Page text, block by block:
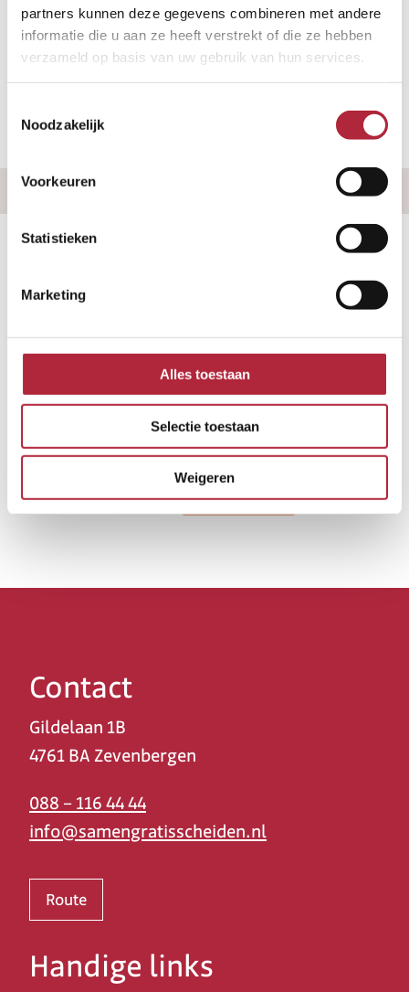
partners kunnen deze gegevens combineren met andere
informatie die u aan ze heeft verstrekt of die ze hebben
verzameld op basis van uw gebruik van hun services.
Noodzakelijk
Voorkeuren
Statistieken
Marketing
Alles toestaan
Selectie toestaan
Weigeren
Snel weten of je voor eengratis
scheidingin aanmerking komt?
Contact
Gildelaan 1B
4761 BA Zevenbergen
088 – 116 44 44
info@samengratisscheiden.nl
Route
Handige links